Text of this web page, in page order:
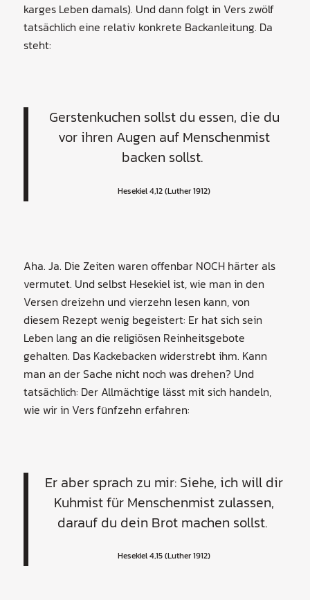
karges Leben damals). Und dann folgt in Vers zwölf
tatsächlich eine relativ konkrete Backanleitung. Da
steht:
Gerstenkuchen sollst du essen, die du
vor ihren Augen auf Menschenmist
backen sollst.
Hesekiel 4,12 (Luther 1912)
Aha. Ja. Die Zeiten waren offenbar NOCH härter als
vermutet. Und selbst Hesekiel ist, wie man in den
Versen dreizehn und vierzehn lesen kann, von
diesem Rezept wenig begeistert: Er hat sich sein
Leben lang an die religiösen Reinheitsgebote
gehalten. Das Kackebacken widerstrebt ihm. Kann
man an der Sache nicht noch was drehen? Und
tatsächlich: Der Allmächtige lässt mit sich handeln,
wie wir in Vers fünfzehn erfahren:
Er aber sprach zu mir: Siehe, ich will dir
Kuhmist für Menschenmist zulassen,
darauf du dein Brot machen sollst.
Hesekiel 4,15 (Luther 1912)